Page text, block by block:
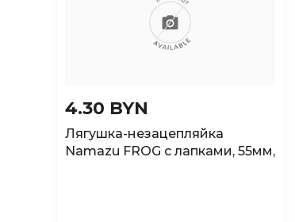
4.30 BYN
Лягушка-незацепляйка
Namazu FROG с лапками, 55мм,